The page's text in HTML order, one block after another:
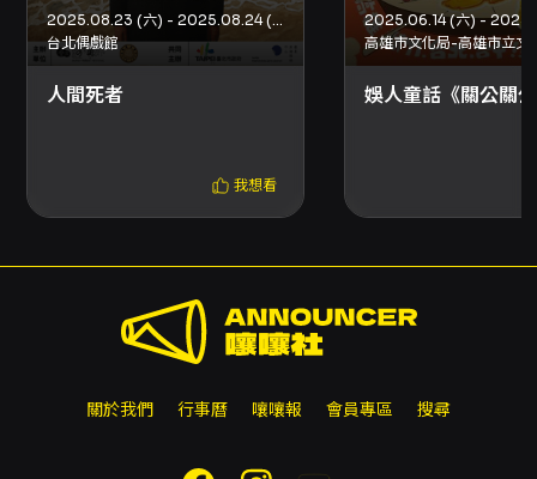
注意事項
演出與場次注意事項 - 開放時間：演出前30分鐘
開放入場。 - 演出全長：100分鐘，無中場休
演出品質與其他觀眾權益，遲到或中途離席者須
配合主辦安排進場，可能需在適當時機進場，請
像權：演出同步錄影，購票即代表同意主辦（面
白大丈夫）使用於相關影音及宣傳中，如有疑慮
請事先聯絡主辦單位。 購票、取票與退換票 - 購
Google Pay、ATM 轉帳，需先加入 OPENTIX
台北偶戲館
人間死者
我想看
高雄市文化局-高雄市立文
娛人童話《關公關
關於我們 行事曆 嚷嚷報 會員專區 搜尋